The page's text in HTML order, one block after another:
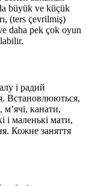
büyük ve küçük
(ters çevrilmiş)
daha pek çok oyun
і радий
Встановлюються,
канати,
і маленькі мати,
Кожне заняття